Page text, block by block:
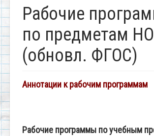
Рабочие
по предметам
(обновл. ФГОС)
Аннотации к рабочим программам
Рабочие программы по учебным